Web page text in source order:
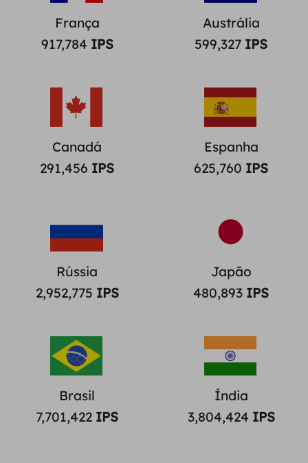
França
917,784 IPS
Austrália
599,327 IPS
Canadá
291,456 IPS
Espanha
625,760 IPS
Rússia
2,952,775 IPS
Japão
480,893 IPS
Brasil
7,701,422 IPS
Índia
3,804,424 IPS